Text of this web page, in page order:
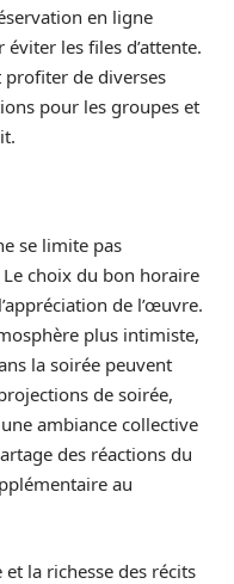
en ligne
les files d’attente.
profiter de diverses
pour les groupes et
se limite pas
choix du bon horaire
de l’œuvre.
plus intimiste,
la soirée peuvent
de soirée,
ambiance collective
des réactions du
au
et la richesse des récits